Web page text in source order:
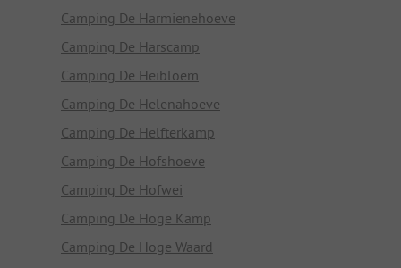
Camping De Harmienehoeve
Camping De Harscamp
Camping De Heibloem
Camping De Helenahoeve
Camping De Helfterkamp
Camping De Hofshoeve
Camping De Hofwei
Camping De Hoge Kamp
Camping De Hoge Waard